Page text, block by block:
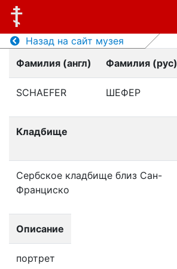
Назад на сайт музея
Фамилия (англ)
Фамилия (рус)
SCHAEFER ШЕФЕР
Кладбище
Сербское кладбище близ Сан-
Франциско
Описание
портрет